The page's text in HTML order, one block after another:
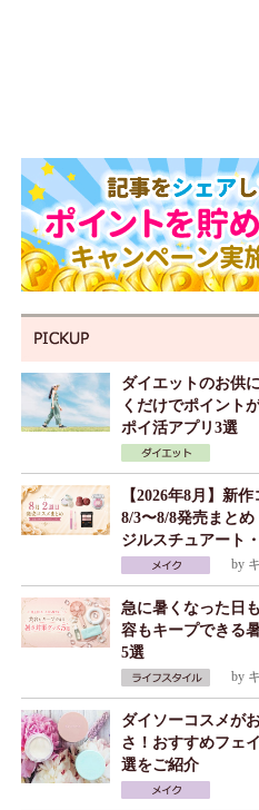
ダイエットのお供
くだけでポイント
ポイ活アプリ3選
【2026年8月】新作
8/3〜8/8発売まとめ
ジルスチュアート
by
急に暑くなった日
容もキープできる
5選
by
ダイソーコスメが
さ！おすすめフェ
選をご紹介